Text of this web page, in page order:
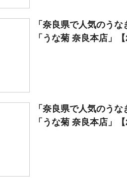
「奈良県で人気のう
「うな菊 奈良本店」
「奈良県で人気のう
「うな菊 奈良本店」